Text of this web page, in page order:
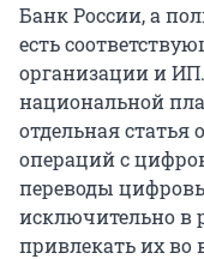
Банк России, а
есть
организации и
национальной
отдельная статья
операций с
переводы
исключительно в
привлекать их во